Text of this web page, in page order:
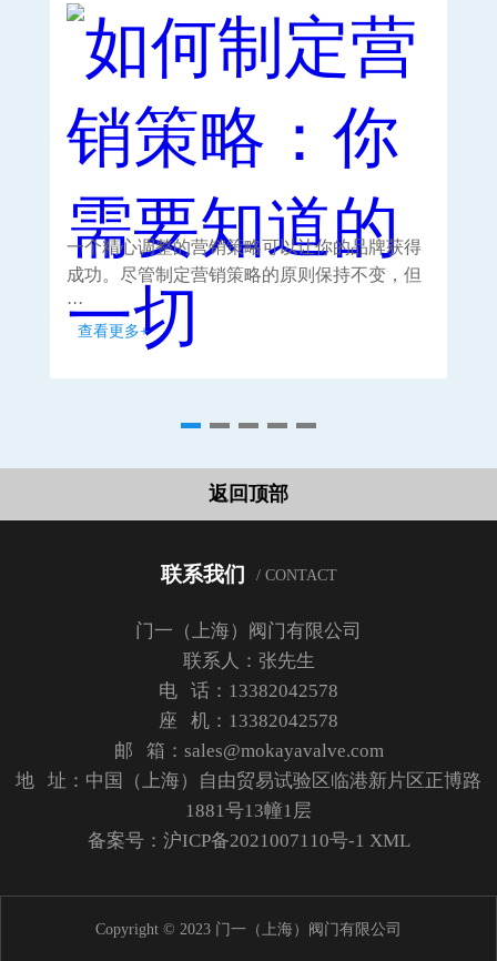
一个精心调整的营销策略可以让你的品牌获得
成功。尽管制定营销策略的原则保持不变，但
···
查看更多+
返回顶部
联系我们 / CONTACT
门一（上海）阀门有限公司
联系人：张先生
电 话：13382042578
座 机：13382042578
邮 箱：sales@mokayavalve.com
地 址：中国（上海）自由贸易试验区临港新片区正博路
1881号13幢1层
备案号： 沪ICP备2021007110号-1 XML
Copyright © 2023 门一（上海）阀门有限公司